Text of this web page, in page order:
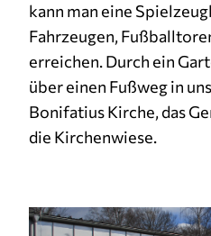
kann man eine
Fahrzeugen,
erreichen. Durch ein
über einen Fußweg in
Bonifatius Kirche, das
die Kirchenwiese.